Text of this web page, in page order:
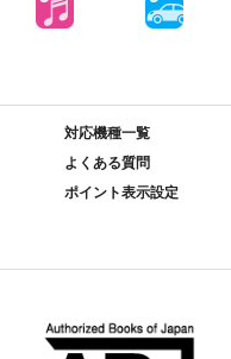
対応機種一覧
よくある質問
ポイント表示設定